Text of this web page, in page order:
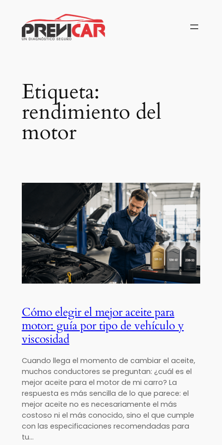
contenido
Etiqueta:
rendimiento del
motor
Cómo elegir el mejor aceite para
motor: guía por tipo de vehículo y
viscosidad
Cuando llega el momento de cambiar el aceite,
muchos conductores se preguntan: ¿cuál es el
mejor aceite para el motor de mi carro? La
respuesta es más sencilla de lo que parece: el
mejor aceite no es necesariamente el más
costoso ni el más conocido, sino el que cumple
con las especificaciones recomendadas para
tu…